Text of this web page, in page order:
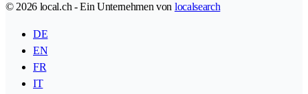
© 2026 local.ch - Ein Unternehmen von localsearch
DE
EN
FR
IT